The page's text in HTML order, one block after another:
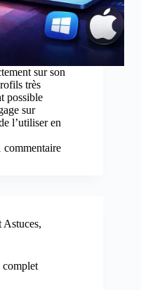
sur son
très
possible
sur
l’utiliser en
commentaire
Astuces,
complet